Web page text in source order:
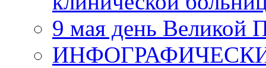
9 мая день Великой